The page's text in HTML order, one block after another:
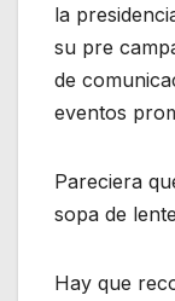
la
su pre
de
eventos
Pareciera
sopa de
Hay que